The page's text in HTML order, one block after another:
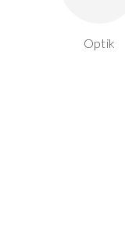
Optik